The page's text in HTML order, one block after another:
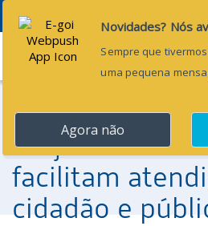
Menu
18 de julho de 2016
Ouvidoria do
lança novos
facilitam
cidadão e